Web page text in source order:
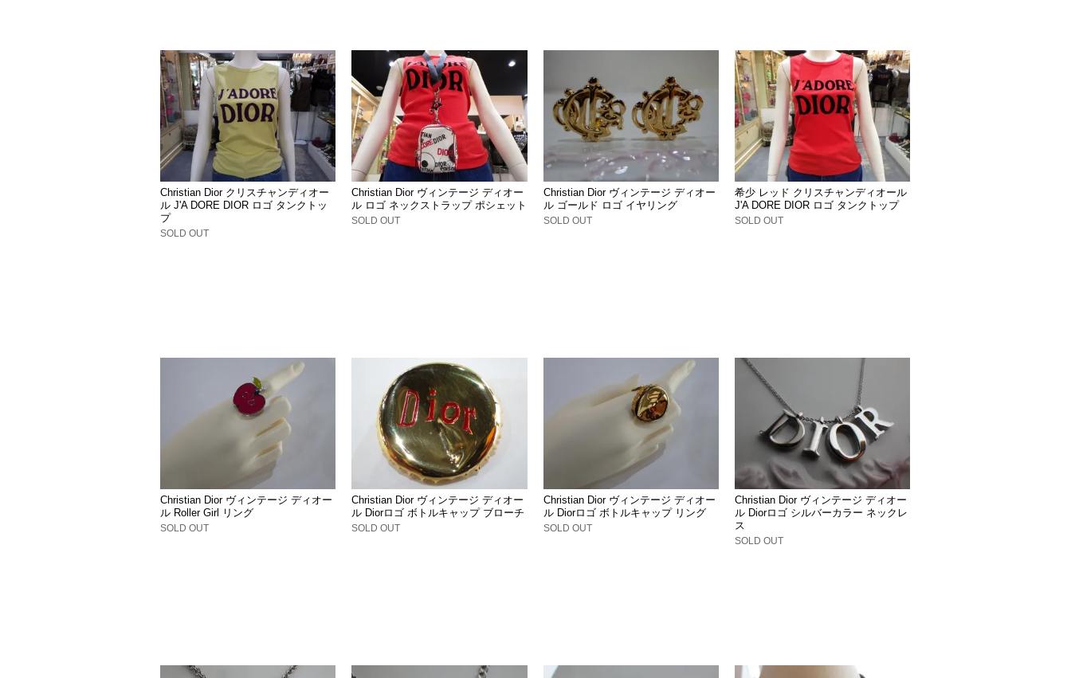
Christian Dior クリスチャンディオー
ル J'A DORE DIOR ロゴ タンクトッ
プ
SOLD OUT
Christian Dior ヴィンテージ ディオー
ル ロゴ ネックストラップ ポシェット
SOLD OUT
Christian Dior ヴィンテージ ディオー
ル ゴールド ロゴ イヤリング
SOLD OUT
希少 レッド クリスチャンディオール
J'A DORE DIOR ロゴ タンクトップ
SOLD OUT
Christian Dior ヴィンテージ ディオー
ル Roller Girl リング
SOLD OUT
Christian Dior ヴィンテージ ディオー
ル Diorロゴ ボトルキャップ ブローチ
SOLD OUT
Christian Dior ヴィンテージ ディオー
ル Diorロゴ ボトルキャップ リング
SOLD OUT
Christian Dior ヴィンテージ ディオー
ル Diorロゴ シルバーカラー ネックレ
ス
SOLD OUT